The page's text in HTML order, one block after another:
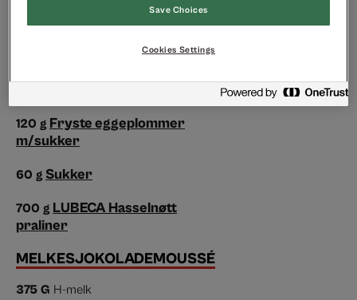
NOUGATKREM
120 g Fryste eggeplommer
m/sukker
60 g Sukker
700 g LUBECA Hasselnøtt
praliner
MELKESJOKOLADEMOUSSÉ
375 G H-melk
Save Choices
Cookies Settings